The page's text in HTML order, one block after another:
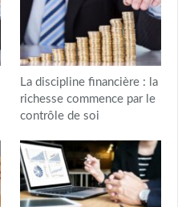
La discipline financière : la
richesse commence par le
contrôle de soi